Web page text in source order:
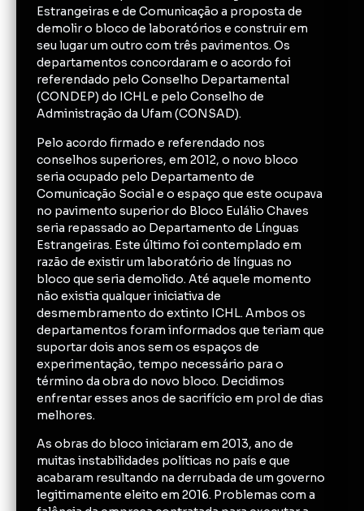
Estrangeiras e de Comunicação a proposta de
demolir o bloco de laboratórios e construir em
seu lugar um outro com três pavimentos. Os
departamentos concordaram e o acordo foi
referendado pelo Conselho Departamental
(CONDEP) do ICHL e pelo Conselho de
Administração da Ufam (CONSAD).
Pelo acordo firmado e referendado nos
conselhos superiores, em 2012, o novo bloco
seria ocupado pelo Departamento de
Comunicação Social e o espaço que este ocupava
no pavimento superior do Bloco Eulálio Chaves
seria repassado ao Departamento de Línguas
Estrangeiras. Este último foi contemplado em
razão de existir um laboratório de línguas no
bloco que seria demolido. Até aquele momento
não existia qualquer iniciativa de
desmembramento do extinto ICHL. Ambos os
departamentos foram informados que teriam que
suportar dois anos sem os espaços de
experimentação, tempo necessário para o
término da obra do novo bloco. Decidimos
enfrentar esses anos de sacrifício em prol de dias
melhores.
As obras do bloco iniciaram em 2013, ano de
muitas instabilidades políticas no país e que
acabaram resultando na derrubada de um governo
legitimamente eleito em 2016. Problemas com a